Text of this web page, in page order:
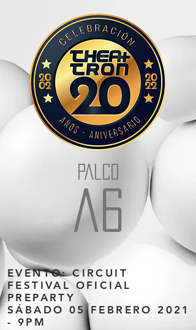
PALCO
a6
EVENTO: CIRCUIT
FESTIVAL OFICIAL
PREPARTY
SÁBADO 05 FEBRERO 2021
- 9PM